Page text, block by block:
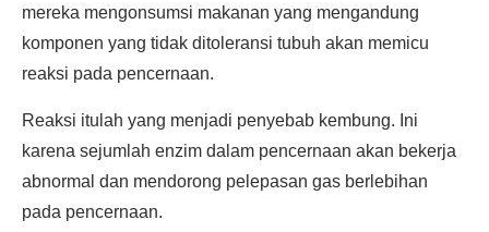
mereka mengonsumsi makanan yang mengandung
komponen yang tidak ditoleransi tubuh akan memicu
reaksi pada pencernaan.
Reaksi itulah yang menjadi penyebab kembung. Ini
karena sejumlah enzim dalam pencernaan akan bekerja
abnormal dan mendorong pelepasan gas berlebihan
pada pencernaan.